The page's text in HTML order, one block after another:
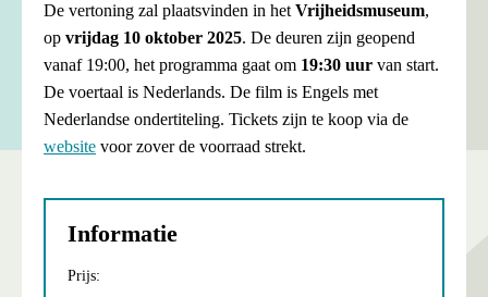
De vertoning zal plaatsvinden in het Vrijheidsmuseum,
op vrijdag 10 oktober 2025. De deuren zijn geopend
vanaf 19:00, het programma gaat om 19:30 uur van start.
De voertaal is Nederlands. De film is Engels met
Nederlandse ondertiteling. Tickets zijn te koop via de
website voor zover de voorraad strekt.
Informatie
Prijs: